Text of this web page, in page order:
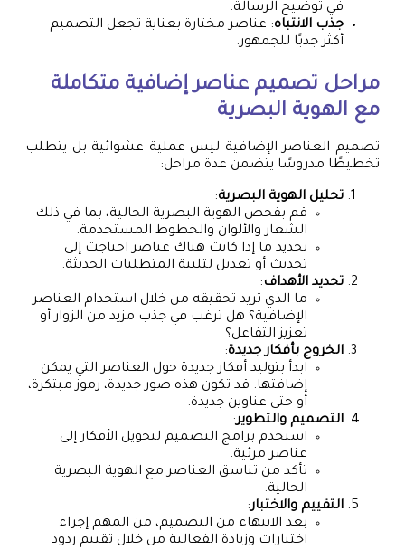
في توضيح الرسالة.
جذب الانتباه: عناصر مختارة بعناية تجعل التصميم
أكثر جذبًا للجمهور.
مراحل تصميم عناصر إضافية متكاملة
مع الهوية البصرية
تصميم العناصر الإضافية ليس عملية عشوائية بل يتطلب
تخطيطًا مدروسًا يتضمن عدة مراحل:
تحليل الهوية البصرية:
قم بفحص الهوية البصرية الحالية، بما في ذلك
الشعار والألوان والخطوط المستخدمة.
تحديد ما إذا كانت هناك عناصر احتاجت إلى
تحديث أو تعديل لتلبية المتطلبات الحديثة.
تحديد الأهداف:
ما الذي تريد تحقيقه من خلال استخدام العناصر
الإضافية؟ هل ترغب في جذب مزيد من الزوار أو
تعزيز التفاعل؟
الخروج بأفكار جديدة:
ابدأ بتوليد أفكار جديدة حول العناصر التي يمكن
إضافتها. قد تكون هذه صور جديدة، رموز مبتكرة،
أو حتى عناوين جديدة.
التصميم والتطوير:
استخدم برامج التصميم لتحويل الأفكار إلى
عناصر مرئية.
تأكد من تناسق العناصر مع الهوية البصرية
الحالية.
التقييم والاختبار:
بعد الانتهاء من التصميم، من المهم إجراء
اختبارات وزيادة الفعالية من خلال تقييم ردود